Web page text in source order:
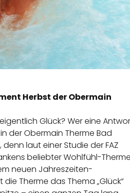
Herbst der Obermain
eigentlich Glück? Wer eine
der Obermain Therme Bad
laut einer Studie der FAZ
beliebter Wohlfühl-
neuen Jahreszeiten-
Therme das Thema „Glück“